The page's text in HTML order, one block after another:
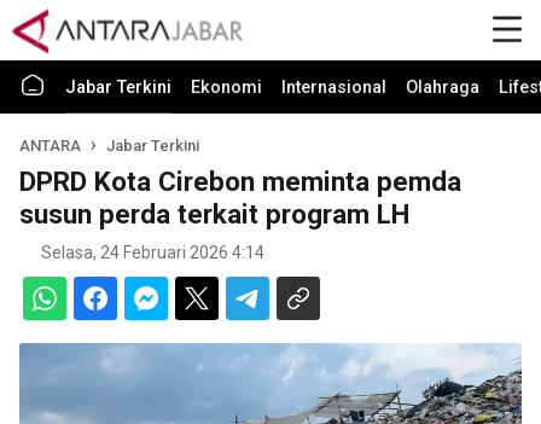
Jabar Terkini Ekonomi Internasional Olahraga
ANTARA Jabar Terkini
DPRD Kota Cirebon meminta pemda
susun perda terkait program LH
Selasa, 24 Februari 2026 4:14